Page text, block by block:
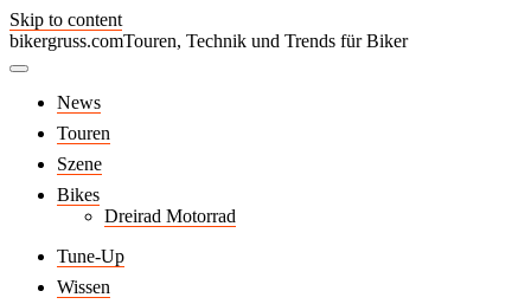
Skip to content
bikergruss.comTouren, Technik und Trends für Biker
News
Touren
Szene
Bikes
Dreirad Motorrad
Tune-Up
Wissen